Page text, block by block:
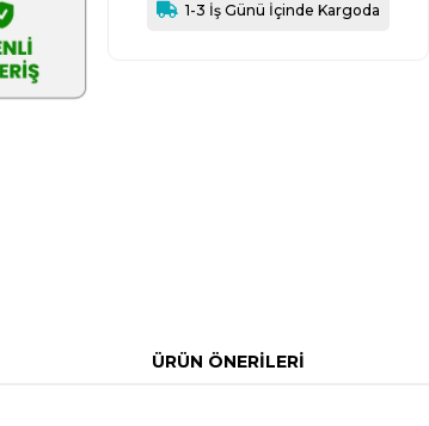
1-3 İş Günü İçinde Kargoda
ÜRÜN ÖNERILERI